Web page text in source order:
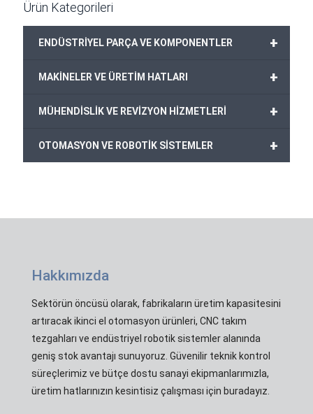
Ürün Kategorileri
+
ENDÜSTRİYEL PARÇA VE KOMPONENTLER
+
MAKİNELER VE ÜRETİM HATLARI
+
MÜHENDİSLİK VE REVİZYON HİZMETLERİ
+
OTOMASYON VE ROBOTİK SİSTEMLER
Hakkımızda
Sektörün öncüsü olarak, fabrikaların üretim kapasitesini
artıracak ikinci el otomasyon ürünleri, CNC takım
tezgahları ve endüstriyel robotik sistemler alanında
geniş stok avantajı sunuyoruz. Güvenilir teknik kontrol
süreçlerimiz ve bütçe dostu sanayi ekipmanlarımızla,
üretim hatlarınızın kesintisiz çalışması için buradayız.